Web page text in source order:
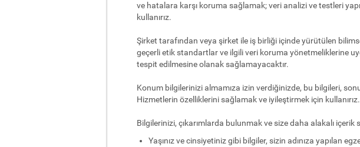
ve hatalara karşı koruma sağlamak; veri analizi ve testleri
kullanırız.
Şirket tarafından veya şirket ile iş birliği içinde yürütülen
geçerli etik standartlar ve ilgili veri koruma yönetmeliklerine
tespit edilmesine olanak sağlamayacaktır.
Konum bilgilerinizi almamıza izin verdiğinizde, bu bilgileri,
Hizmetlerin özelliklerini sağlamak ve iyileştirmek için kullanırız.
Bilgilerinizi, çıkarımlarda bulunmak ve size daha alakalı
Yaşınız ve cinsiyetiniz gibi bilgiler, sizin adınıza yapılan